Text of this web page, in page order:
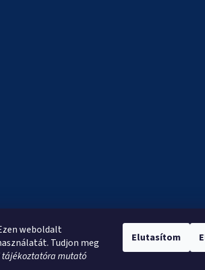
weboldalt
Tudjon meg
tájékoztatóra mutató
Elutasítom